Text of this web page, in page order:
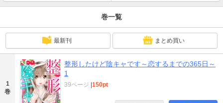
巻一覧
最新刊 まとめ買い
1
巻
整形したけど陰キャです～恋するまでの365日～
1
39ページ 150pt